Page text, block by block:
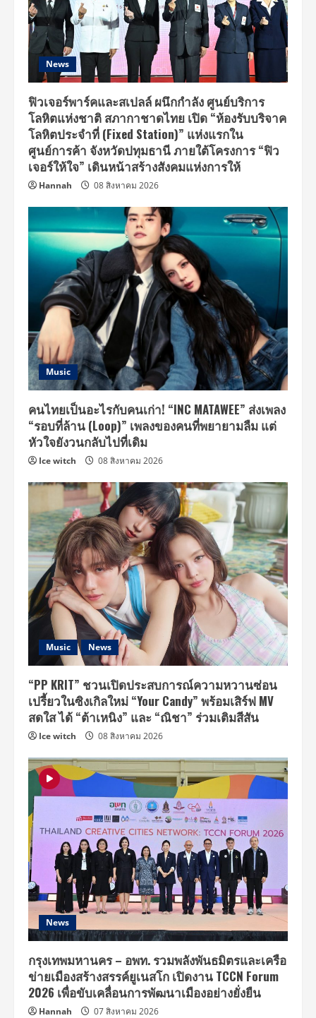
News
ฟิวเจอร์พาร์คและสเปลล์ ผนึกกำลัง ศูนย์บริการ
โลหิตแห่งชาติ สภากาชาดไทย เปิด “ห้องรับบริจาค
โลหิตประจำที่ (Fixed Station)” แห่งแรกใน
ศูนย์การค้า จังหวัดปทุมธานี ภายใต้โครงการ “ฟิว
เจอร์ให้ใจ” เดินหน้าสร้างสังคมแห่งการให้
Hannah 08 สิงหาคม 2026
Music
คนไทยเป็นอะไรกับคนเก่า! “INC MATAWEE” ส่งเพลง
“รอบที่ล้าน (Loop)” เพลงของคนที่พยายามลืม แต่
หัวใจยังวนกลับไปที่เดิม
Ice witch 08 สิงหาคม 2026
Music News
“PP KRIT” ชวนเปิดประสบการณ์ความหวานซ่อน
เปรี้ยวในซิงเกิลใหม่ “Your Candy” พร้อมเสิร์ฟ MV
สดใส ได้ “ต้าเหนิง” และ “ณิชา” ร่วมเติมสีสัน
Ice witch 08 สิงหาคม 2026
News
กรุงเทพมหานคร – อพท. รวมพลังพันธมิตรและเครือ
ข่ายเมืองสร้างสรรค์ยูเนสโก เปิดงาน TCCN Forum
2026 เพื่อขับเคลื่อนการพัฒนาเมืองอย่างยั่งยืน
Hannah 07 สิงหาคม 2026